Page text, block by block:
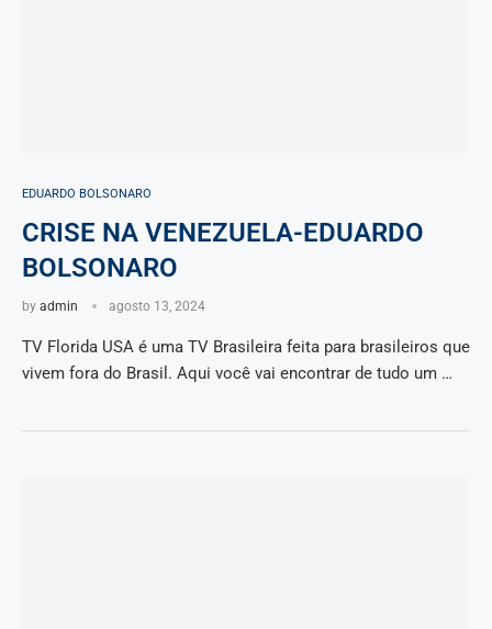
EDUARDO BOLSONARO
CRISE NA VENEZUELA-EDUARDO
BOLSONARO
by admin agosto 13, 2024
TV Florida USA é uma TV Brasileira feita para brasileiros que
vivem fora do Brasil. Aqui você vai encontrar de tudo um …